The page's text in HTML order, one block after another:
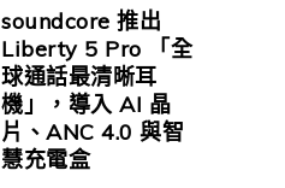
soundcore 推出
Liberty 5 Pro 「全
球通話最清晰耳
機」，導入 AI 晶
片、ANC 4.0 與智
慧充電盒